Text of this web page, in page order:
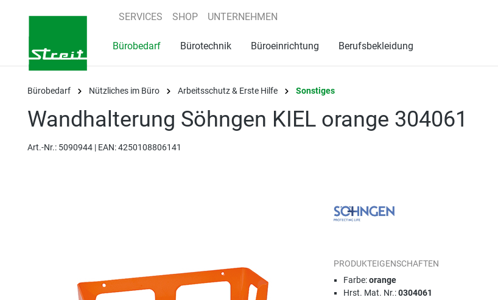
Zur Hauptnavigation springen
SERVICES SHOP UNTERNEHMEN
Bürobedarf Bürotechnik Büroeinrichtung Berufsbekleidung
Bürobedarf Nützliches im Büro Arbeitsschutz & Erste Hilfe Sonstiges
Wandhalterung Söhngen KIEL orange 304061
Art.-Nr.: 5090944 | EAN: 4250108806141
PRODUKTEIGENSCHAFTEN
Farbe:orange
Hrst. Mat. Nr.:0304061